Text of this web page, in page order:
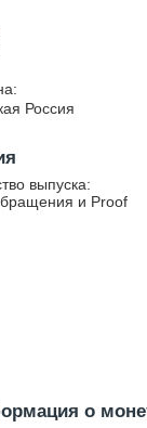
Россия
выпуска:
и Proof
о